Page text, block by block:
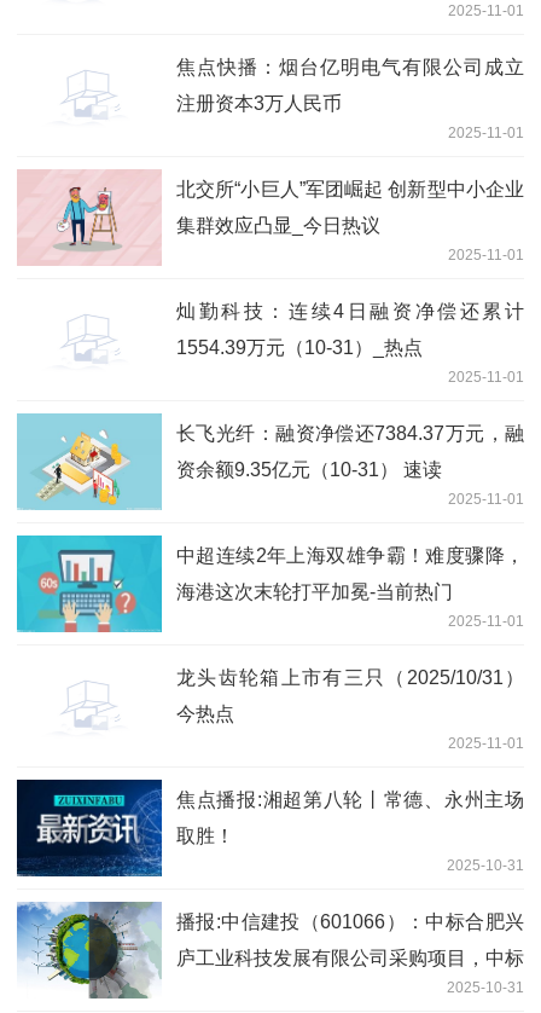
2025-11-01
焦点快播：烟台亿明电气有限公司成立
注册资本3万人民币
2025-11-01
北交所“小巨人”军团崛起 创新型中小企业
集群效应凸显_今日热议
2025-11-01
灿勤科技：连续4日融资净偿还累计
1554.39万元（10-31）_热点
2025-11-01
长飞光纤：融资净偿还7384.37万元，融
资余额9.35亿元（10-31） 速读
2025-11-01
中超连续2年上海双雄争霸！难度骤降，
海港这次末轮打平加冕-当前热门
2025-11-01
龙头齿轮箱上市有三只（2025/10/31）
今热点
2025-11-01
焦点播报:湘超第八轮丨常德、永州主场
取胜！
2025-10-31
播报:中信建投（601066）：中标合肥兴
庐工业科技发展有限公司采购项目，中标
2025-10-31